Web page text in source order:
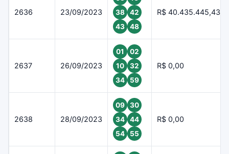
2636 23/09/2023
38
42
43
48
R$ 40.435.445,43
2637 26/09/2023
01
02
10
32
34
59
R$ 0,00
2638 28/09/2023
09
30
34
44
54
55
R$ 0,00